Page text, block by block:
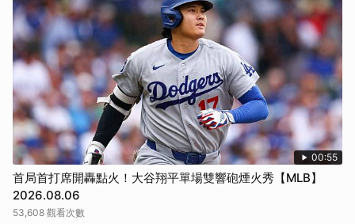
00:55
首局首打席開轟點火！大谷翔平單場雙響砲煙火秀【MLB】
2026.08.06
53,608 觀看次數